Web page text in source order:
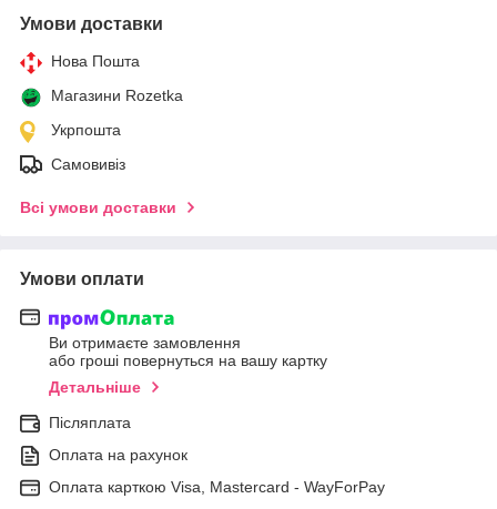
Умови доставки
Нова Пошта
Магазини Rozetka
Укрпошта
Самовивіз
Всі умови доставки
Умови оплати
Ви отримаєте замовлення
або гроші повернуться на вашу картку
Детальніше
Післяплата
Оплата на рахунок
Оплата карткою Visa, Mastercard - WayForPay